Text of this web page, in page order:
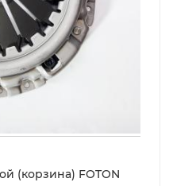
(корзина) FOTON